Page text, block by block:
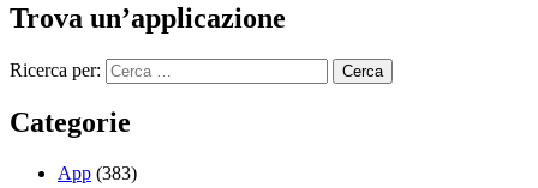
Trova un’applicazione
Ricerca per:
Categorie
App (383)